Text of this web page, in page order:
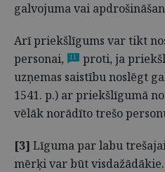
galvojuma vai
Arī priekšlīgums var tikt
personai,
11
proti, ja
uzņemas saistību noslēgt
1541. p.) ar priekšlīgumā
vēlāk norādīto trešo
[3] Līguma par labu
mērķi var būt